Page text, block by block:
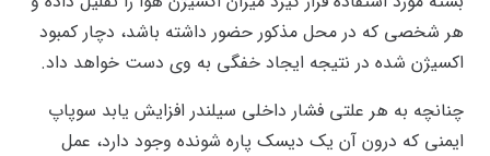
هر شخصی که در محل مذکور حضور داشته باشد، دچار کمبود
اکسیژن شده در نتیجه ایجاد خفگی به وی دست خواهد داد.
چنانچه به هر علتی فشار داخلی سیلندر افزایش یابد سوپاپ
ایمنی که درون آن یک دیسک پاره شونده وجود دارد، عمل